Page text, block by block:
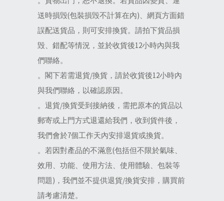
送時損毁(包裝損毁不計算在內)、網頁方面錯
誤配送貨品，則可安排換貨。請拍下貨品損
毁、錯配等情況，並於收貨後12小時內與我
們聯絡。
。閣下若需退貨/換貨，請於收貨後12小時內
與我們聯絡，以確認原因。
。退貨/換貨受到接納後，需把原本的貨品以
郵寄或上門方式退還給我們，收到貨件後，
我們會於7個工作天內安排退貨或換貨。
。若因對產品的不滿意(包括但不限於氣味、
效用、功能、使用方法、使用體驗、包裝等
問題)，我們並不提供退貨/換貨安排，購買前
請考慮清楚。